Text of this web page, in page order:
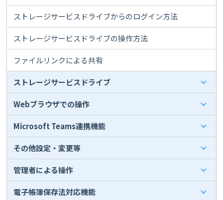
ストレージサービスドライブからのログイン方法
ストレージサービスドライブの操作方法
ファイルリンクによる共有
ストレージサービスドライブ
Webブラウザでの操作
Microsoft Teams連携機能
その他設定・変更等
管理者による操作
電子帳簿保存法対応機能